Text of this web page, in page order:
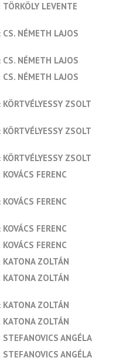
TÖRKÖLY LEVENTE
CS. NÉMETH LAJOS
CS. NÉMETH LAJOS
CS. NÉMETH LAJOS
KÖRTVÉLYESSY ZSOLT
KÖRTVÉLYESSY ZSOLT
KÖRTVÉLYESSY ZSOLT
KOVÁCS FERENC
KOVÁCS FERENC
KOVÁCS FERENC
KOVÁCS FERENC
KATONA ZOLTÁN
KATONA ZOLTÁN
KATONA ZOLTÁN
KATONA ZOLTÁN
STEFANOVICS ANGÉLA
STEFANOVICS ANGÉLA